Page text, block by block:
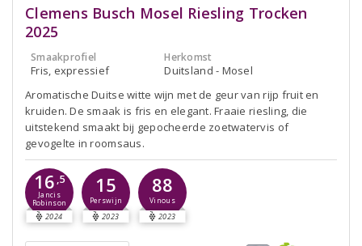
Clemens Busch Mosel Riesling Trocken
2025
Smaakprofiel
Fris, expressief
Herkomst
Duitsland - Mosel
Aromatische Duitse witte wijn met de geur van rijp fruit en
kruiden. De smaak is fris en elegant. Fraaie riesling, die
uitstekend smaakt bij gepocheerde zoetwatervis of
gevogelte in roomsaus.
16 ,5
Jancis
Robinson
2024
15
Perswijn
2023
88
Vinous
2023